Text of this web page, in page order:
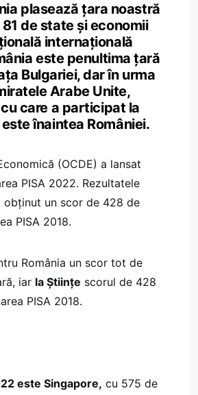
plasează țara noastră
de state și economii
internațională
este penultima țară
Bulgariei, dar în urma
Arabe Unite,
care a participat la
înaintea României.
(OCDE) a lansat
PISA 2022. Rezultatele
obținut un scor de 428 de
PISA 2018.
România un scor tot de
iar la Științe scorul de 428
PISA 2018.
este Singapore, cu 575 de